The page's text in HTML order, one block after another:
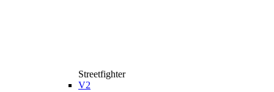
Streetfighter
V2